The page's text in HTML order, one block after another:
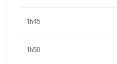
1h45
1h50